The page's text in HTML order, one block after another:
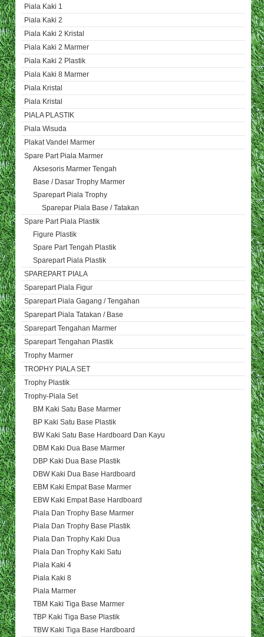
Piala Kaki 1
Piala Kaki 2
Piala Kaki 2 Kristal
Piala Kaki 2 Marmer
Piala Kaki 2 Plastik
Piala Kaki 8 Marmer
Piala Kristal
Piala Kristal
PIALA PLASTIK
Piala Wisuda
Plakat Vandel Marmer
Spare Part Piala Marmer
Aksesoris Marmer Tengah
Base / Dasar Trophy Marmer
Sparepart Piala Trophy
Sparepar Piala Base / Tatakan
Spare Part Piala Plastik
Figure Plastik
Spare Part Tengah Plastik
Sparepart Piala Plastik
SPAREPART PIALA
Sparepart Piala Figur
Sparepart Piala Gagang / Tengahan
Sparepart Piala Tatakan / Base
Sparepart Tengahan Marmer
Sparepart Tengahan Plastik
Trophy Marmer
TROPHY PIALA SET
Trophy Plastik
Trophy-Piala Set
BM Kaki Satu Base Marmer
BP Kaki Satu Base Plastik
BW Kaki Satu Base Hardboard Dan Kayu
DBM Kaki Dua Base Marmer
DBP Kaki Dua Base Plastik
DBW Kaki Dua Base Hardboard
EBM Kaki Empat Base Marmer
EBW Kaki Empat Base Hardboard
Piala Dan Trophy Base Marmer
Piala Dan Trophy Base Plastik
Piala Dan Trophy Kaki Dua
Piala Dan Trophy Kaki Satu
Piala Kaki 4
Piala Kaki 8
Piala Marmer
TBM Kaki Tiga Base Marmer
TBP Kaki Tiga Base Plastik
TBW Kaki Tiga Base Hardboard